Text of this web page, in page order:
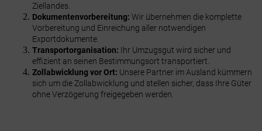
Ziellandes.
Dokumentenvorbereitung: Wir übernehmen die komplette
Vorbereitung und Einreichung aller notwendigen
Exportdokumente.
Transportorganisation: Ihr Umzugsgut wird sicher und
effizient an seinen Bestimmungsort transportiert.
Zollabwicklung vor Ort: Unsere Partner im Ausland kümmern
sich um die Zollabwicklung und stellen sicher, dass Ihre Güter
ohne Verzögerung freigegeben werden.